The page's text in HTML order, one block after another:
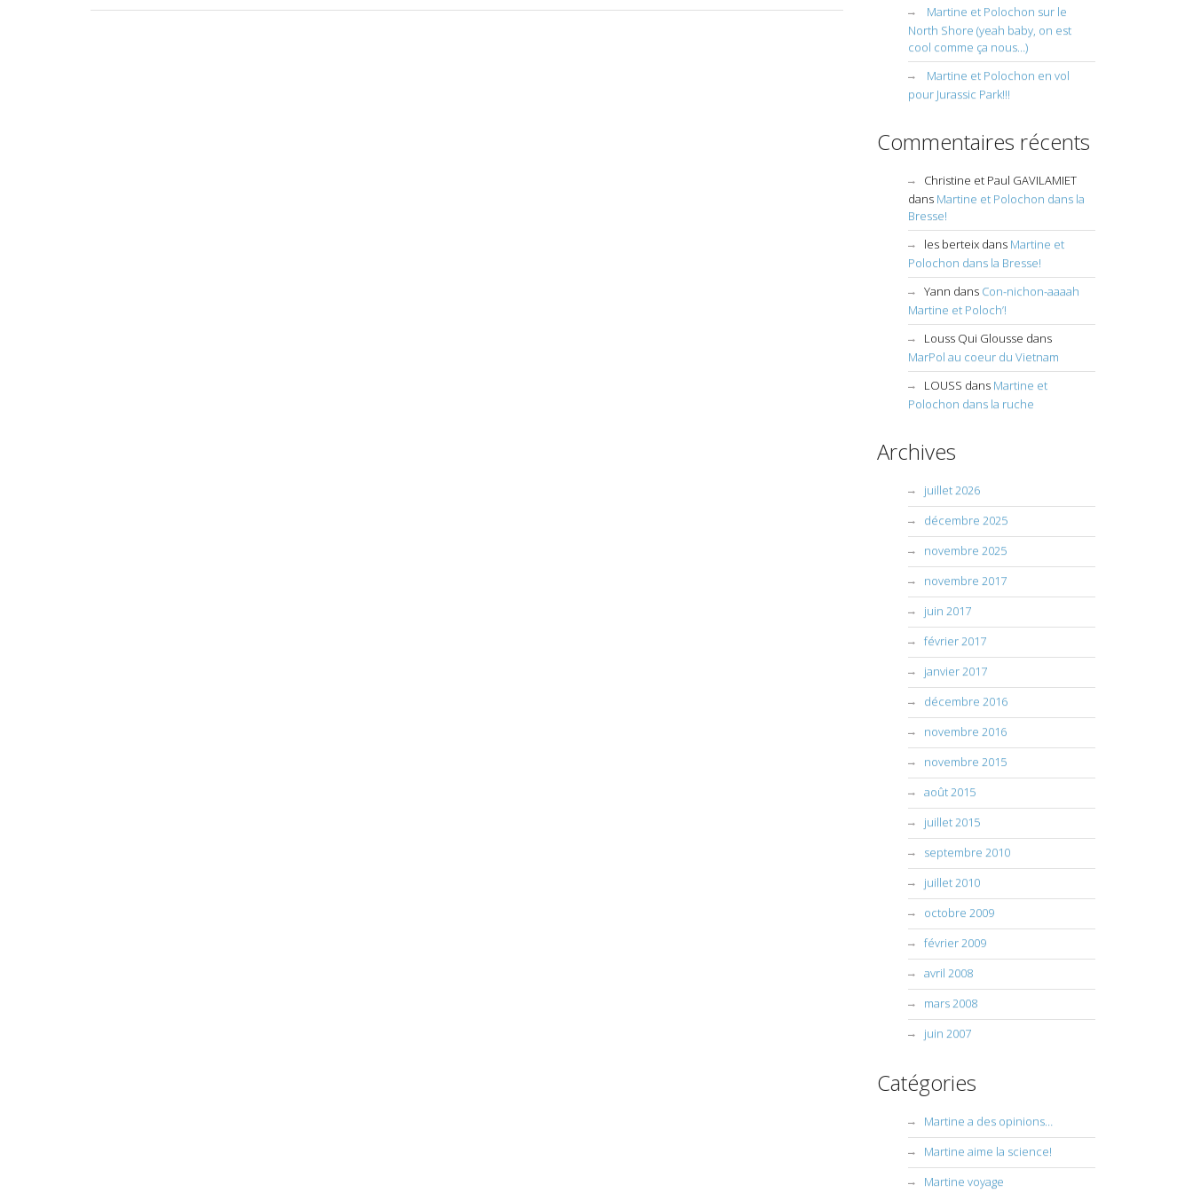
Martine et Polochon sur le
North Shore (yeah baby, on est
cool comme ça nous…)
Martine et Polochon en vol
pour Jurassic Park!!!
Commentaires récents
Christine et Paul GAVILAMIET
dans Martine et Polochon dans la
Bresse!
les berteixdans Martine et
Polochon dans la Bresse!
Yann dans Con-nichon-aaaah
Martine et Poloch’!
Louss Qui Glousse dans
MarPol au coeur du Vietnam
LOUSS dans Martine et
Polochon dans la ruche
Archives
juillet 2026
décembre 2025
novembre 2025
novembre 2017
juin 2017
février 2017
janvier 2017
décembre 2016
novembre 2016
novembre 2015
août 2015
juillet 2015
septembre 2010
juillet 2010
octobre 2009
février 2009
avril 2008
mars 2008
juin 2007
Catégories
Martine a des opinions…
Martine aime la science!
Martine voyage